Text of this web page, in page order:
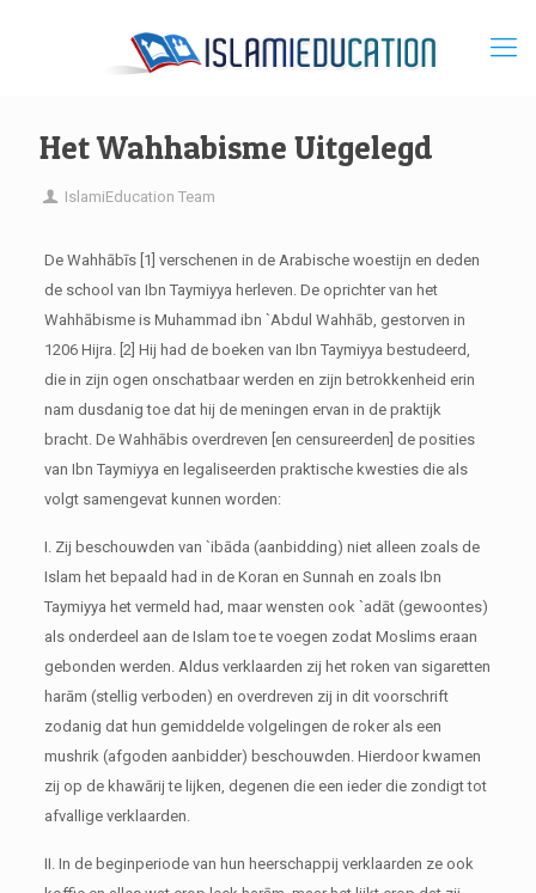
Het Wahhabisme Uitgelegd
IslamiEducation Team
De Wahhābīs [1] verschenen in de Arabische woestijn en deden
de school van Ibn Taymiyya herleven. De oprichter van het
Wahhābisme is Muhammad ibn `Abdul Wahhāb, gestorven in
1206 Hijra. [2] Hij had de boeken van Ibn Taymiyya bestudeerd,
die in zijn ogen onschatbaar werden en zijn betrokkenheid erin
nam dusdanig toe dat hij de meningen ervan in de praktijk
bracht. De Wahhābis overdreven [en censureerden] de posities
van Ibn Taymiyya en legaliseerden praktische kwesties die als
volgt samengevat kunnen worden:
I. Zij beschouwden van `ibāda (aanbidding) niet alleen zoals de
Islam het bepaald had in de Koran en Sunnah en zoals Ibn
Taymiyya het vermeld had, maar wensten ook `adāt (gewoontes)
als onderdeel aan de Islam toe te voegen zodat Moslims eraan
gebonden werden. Aldus verklaarden zij het roken van sigaretten
harām (stellig verboden) en overdreven zij in dit voorschrift
zodanig dat hun gemiddelde volgelingen de roker als een
mushrik (afgoden aanbidder) beschouwden. Hierdoor kwamen
zij op de khawārij te lijken, degenen die een ieder die zondigt tot
afvallige verklaarden.
II. In de beginperiode van hun heerschappij verklaarden ze ook